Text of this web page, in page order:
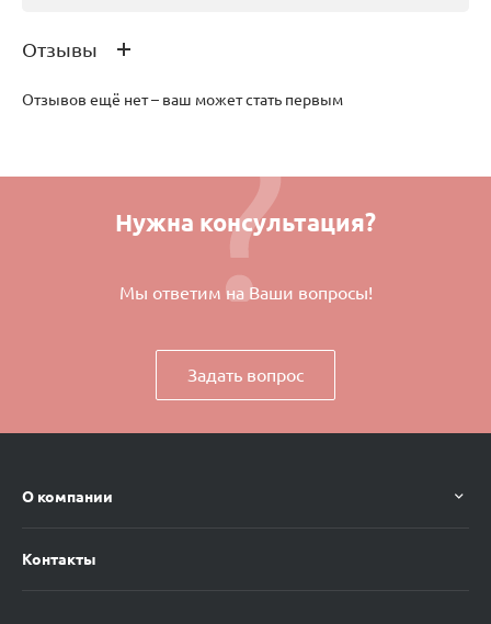
Отзывы
Отзывов ещё нет – ваш может стать первым
Нужна консультация?
Мы ответим на Ваши вопросы!
Задать вопрос
О компании
Контакты